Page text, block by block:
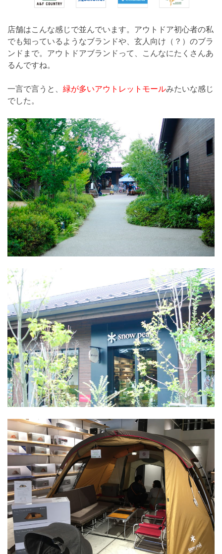
店舗はこんな感じで並んでいます。アウトドア初心者の私
でも知っているようなブランドや、玄人向け（？）のブラ
ンドまで。アウトドアブランドって、こんなにたくさんあ
るんですね。
一言で言うと、 緑が多いアウトレットモールみたいな感じ
でした。